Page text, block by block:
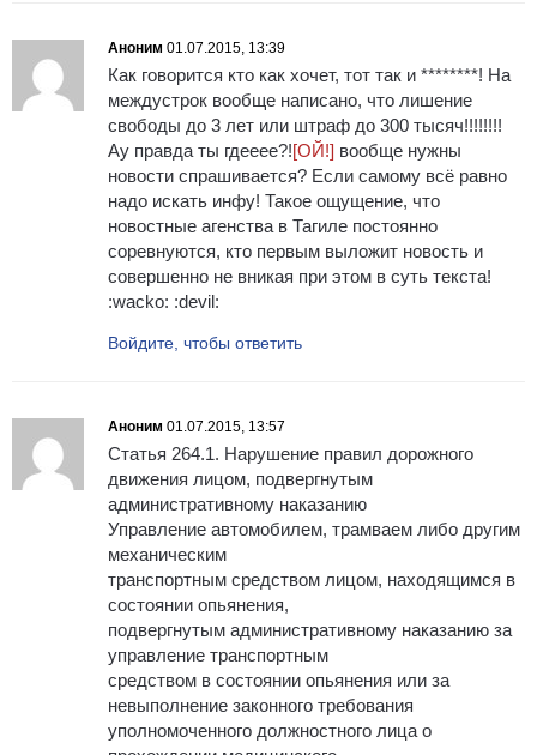
Аноним 01.07.2015, 13:39
Как говорится кто как хочет, тот так и ********! На
междустрок вообще написано, что лишение
свободы до 3 лет или штраф до 300 тысяч!!!!!!!!
Ау правда ты гдееее?![ОЙ!] вообще нужны
новости спрашивается? Если самому всё равно
надо искать инфу! Такое ощущение, что
новостные агенства в Тагиле постоянно
соревнуются, кто первым выложит новость и
совершенно не вникая при этом в суть текста!
:wacko: :devil:
Войдите, чтобы ответить
Аноним 01.07.2015, 13:57
Статья 264.1. Нарушение правил дорожного
движения лицом, подвергнутым
административному наказанию
Управление автомобилем, трамваем либо другим
механическим
транспортным средством лицом, находящимся в
состоянии опьянения,
подвергнутым административному наказанию за
управление транспортным
средством в состоянии опьянения или за
невыполнение законного требования
уполномоченного должностного лица о